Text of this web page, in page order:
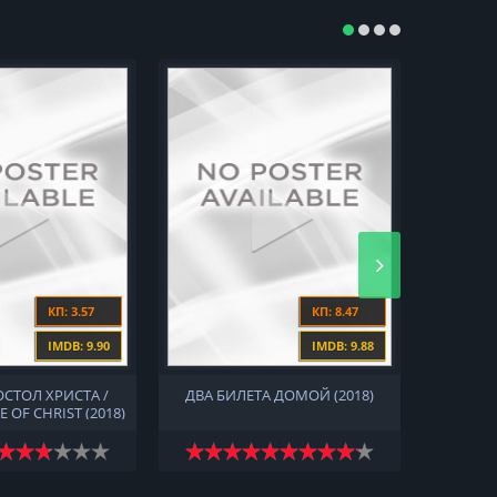
КП: 3.57
IMDB: 9.90
ХРИСТА /
OF CHRIST (2018)
КП: 8.47
IMDB: 9.88
ДВА БИЛЕТА ДОМОЙ (2018)